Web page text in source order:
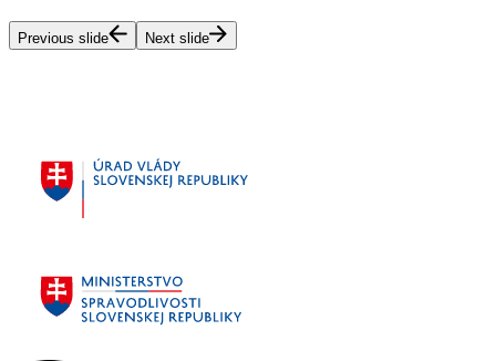
Previous slide Next slide